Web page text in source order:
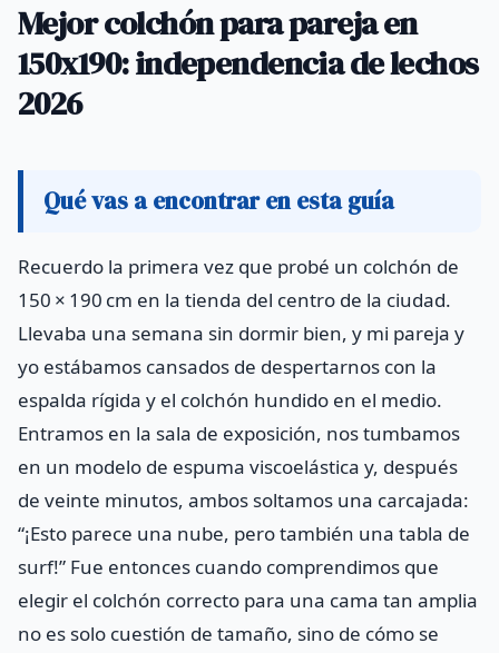
Mejor colchón para pareja en
150x190: independencia de lechos
2026
Qué vas a encontrar en esta guía
Recuerdo la primera vez que probé un colchón de
150 × 190 cm en la tienda del centro de la ciudad.
Llevaba una semana sin dormir bien, y mi pareja y
yo estábamos cansados de despertarnos con la
espalda rígida y el colchón hundido en el medio.
Entramos en la sala de exposición, nos tumbamos
en un modelo de espuma viscoelástica y, después
de veinte minutos, ambos soltamos una carcajada:
“¡Esto parece una nube, pero también una tabla de
surf!” Fue entonces cuando comprendimos que
elegir el colchón correcto para una cama tan amplia
no es solo cuestión de tamaño, sino de cómo se